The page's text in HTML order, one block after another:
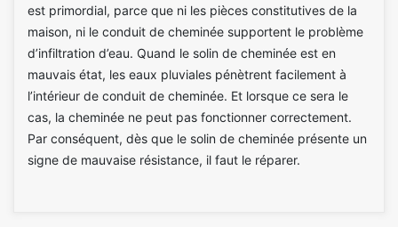
est primordial, parce que ni les pièces constitutives de la
maison, ni le conduit de cheminée supportent le problème
d’infiltration d’eau. Quand le solin de cheminée est en
mauvais état, les eaux pluviales pénètrent facilement à
l’intérieur de conduit de cheminée. Et lorsque ce sera le
cas, la cheminée ne peut pas fonctionner correctement.
Par conséquent, dès que le solin de cheminée présente un
signe de mauvaise résistance, il faut le réparer.